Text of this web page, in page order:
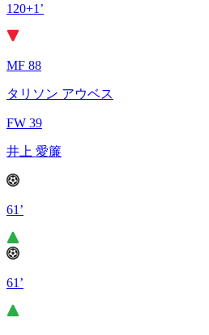
120+1’
MF 88
タリソン アウベス
FW 39
井上 愛簾
61’
61’